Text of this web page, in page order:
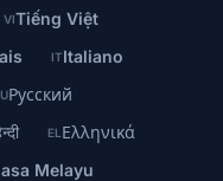
VITiếng Việt
ITItaliano
Русский
EL Ελληνικά
Melayu